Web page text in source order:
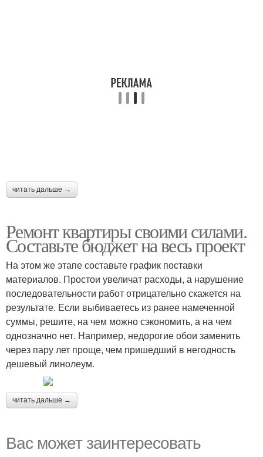
читать дальше →
Ремонт квартиры своими силами.
Составьте бюджет на весь проект
На этом же этапе составьте график поставки
материалов. Простои увеличат расходы, а нарушение
последовательности работ отрицательно скажется на
результате. Если выбиваетесь из ранее намеченной
суммы, решите, на чем можно сэкономить, а на чем
однозначно нет. Например, недорогие обои заменить
через пару лет проще, чем пришедший в негодность
дешевый линолеум.
читать дальше →
Вас может заинтересовать